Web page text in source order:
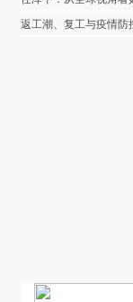
返工潮、复工与疫情防